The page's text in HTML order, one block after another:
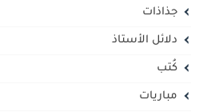
جذاذات
دلائل الأستاذ
كُتب
مباريات